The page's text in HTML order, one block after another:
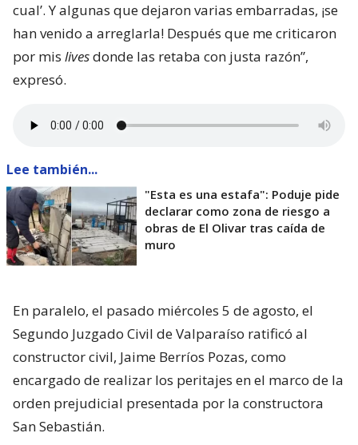
cual’. Y algunas que dejaron varias embarradas, ¡se
han venido a arreglarla! Después que me criticaron
por mis livesdonde las retaba con justa razón”,
expresó.
Lee también...
"Esta es una estafa": Poduje pide
declarar como zona de riesgo a
obras de El Olivar tras caída de
muro
En paralelo, el pasado miércoles 5 de agosto, el
Segundo Juzgado Civil de Valparaíso ratificó al
constructor civil, Jaime Berríos Pozas, como
encargado de realizar los peritajes en el marco de la
orden prejudicial presentada por la constructora
San Sebastián.